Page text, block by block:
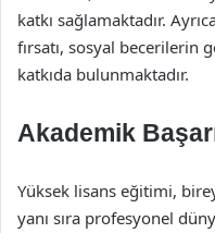
katkı sağlamaktadır.
fırsatı, sosyal becerilerin
katkıda bulunmaktadır.
Akademik
Yüksek lisans eğitimi,
yanı sıra profesyonel